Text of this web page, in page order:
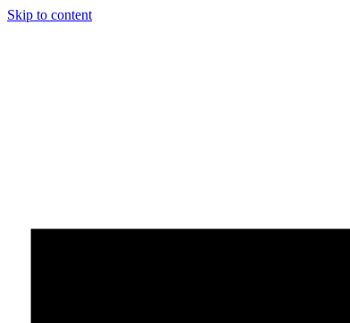
Skip to content